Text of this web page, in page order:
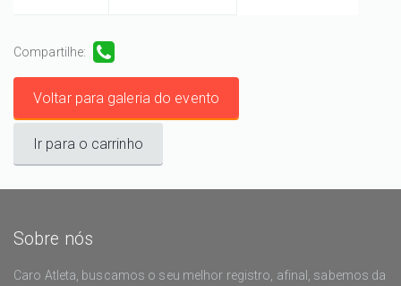
Compartilhe:
Voltar para galeria do evento
Ir para o carrinho
Sobre nós
Caro Atleta, buscamos o seu melhor registro, afinal, sabemos da